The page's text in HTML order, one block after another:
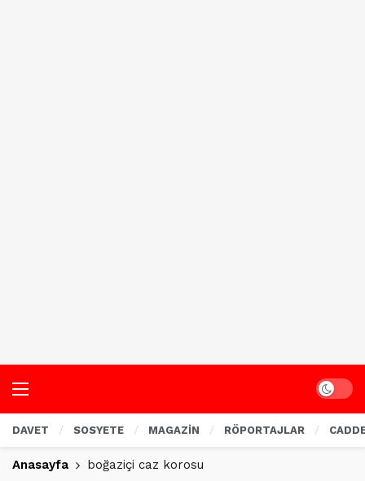
Dark
DAVET SOSYETE MAGAZİN RÖPORTAJLAR
Anasayfa boğaziçi caz korosu